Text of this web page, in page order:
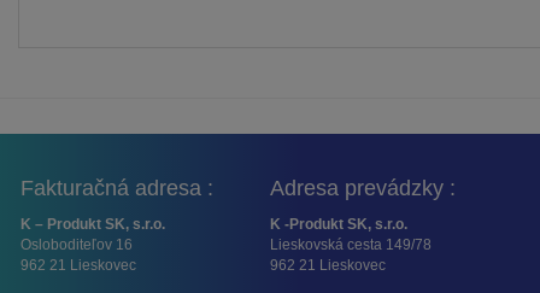
Fakturačná adresa :
K – Produkt SK, s.r.o.
Osloboditeľov 16
962 21 Lieskovec
Adresa prevádzky :
K -Produkt SK, s.r.o.
Lieskovská cesta 149/78
962 21 Lieskovec